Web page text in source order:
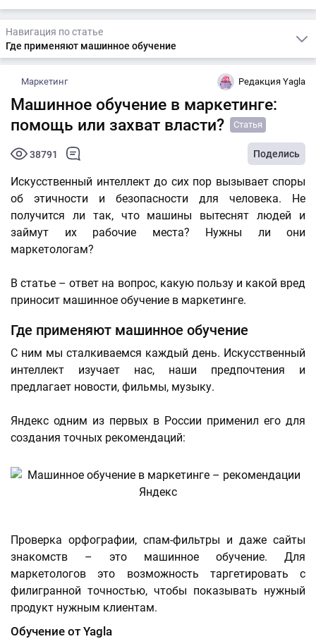
Навигация по статье
Где применяют машинное обучение
Маркетинг Редакция Yagla
Машинное обучение в маркетинге:
помощь или захват власти?
Статья
38791 Поделись
Искусственный интеллект до сих пор вызывает споры
об этичности и безопасности для человека. Не
получится ли так, что машины вытеснят людей и
займут их рабочие места? Нужны ли они
маркетологам?
В статье – ответ на вопрос, какую пользу и какой вред
приносит машинное обучение в маркетинге.
Где применяют машинное обучение
С ним мы сталкиваемся каждый день. Искусственный
интеллект изучает нас, наши предпочтения и
предлагает новости, фильмы, музыку.
Яндекс одним из первых в России применил его для
создания точных рекомендаций:
Проверка орфографии, спам-фильтры и даже сайты
знакомств – это машинное обучение. Для
маркетологов это возможность таргетировать с
филигранной точностью, чтобы показывать нужный
продукт нужным клиентам.
Обучение от Yagla